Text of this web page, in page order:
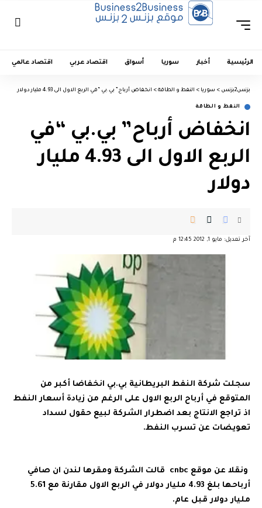
الرئيسية أخبار سوريا أسواق اقتصاد عربي اقتصاد عالمي
بزنس2بزنس > سوريا > النفط و الطاقة > انخفاض أرباح” بي.بي “في الربع الاول الى 4.93 مليار دولار
النفط و الطاقة
انخفاض أرباح” بي.بي “في
الربع الاول الى 4.93 مليار
دولار
آخر تعديل: مايو 1, 2012 12:45 م
سجلت شركة النفط البريطانية بي.بي انخفاضا أكبر من
المتوقع في أرباح الربع الاول على الرغم من زيادة أسعار النفط
اذ تراجع الانتاج بعد اضطرار الشركة لبيع حقول لسداد
تعويضات عن تسرب النفط.
ونقلا عن موقع cnbc قالت الشركة ومقرها لندن ان صافي
أرباحها بلغ 4.93 مليار دولار في الربع الاول مقارنة مع 5.61
مليار دولار قبل عام.